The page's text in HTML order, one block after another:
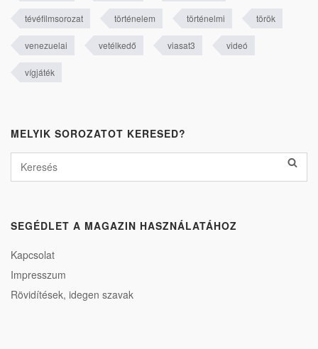
tévéfilmsorozat történelem történelmi török
venezuelai vetélkedő viasat3 videó
vígjáték
MELYIK SOROZATOT KERESED?
SEGÉDLET A MAGAZIN HASZNÁLATÁHOZ
Kapcsolat
Impresszum
Rövidítések, idegen szavak